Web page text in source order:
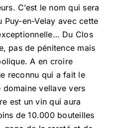
C’est le nom qui sera
Puy-en-Velay avec cette
Du Clos
pas de pénitence mais
A en croire
reconnu qui a fait le
domaine vellave vers
est un vin qui aura
de 10.000 bouteilles